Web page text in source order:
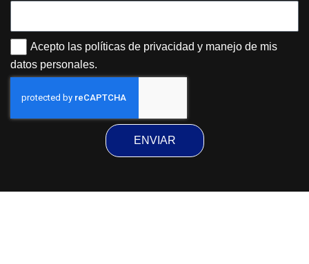
Acepto las políticas de privacidad y manejo de mis
datos personales.
ENVIAR